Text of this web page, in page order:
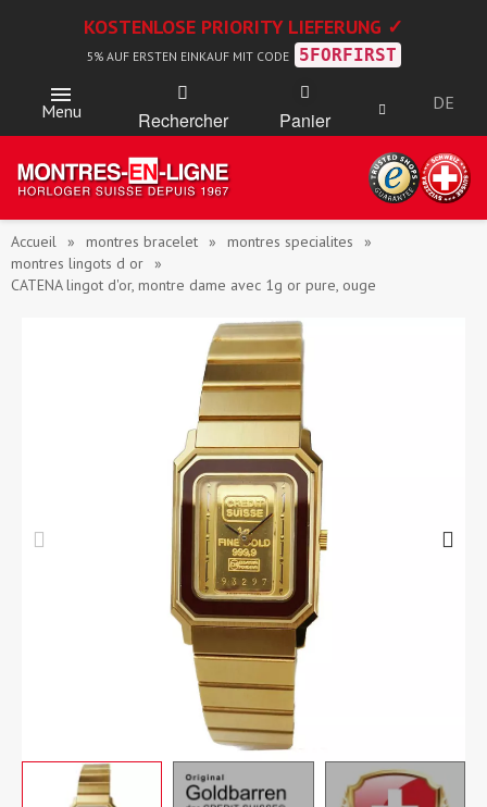
KOSTENLOSE PRIORITY LIEFERUNG ✓
5% AUF ERSTEN EINKAUF MIT CODE 5FORFIRST
Menu Rechercher Panier
DE
Accueil montres bracelet
montres specialites
montres lingots d or
CATENA lingot d'or, montre dame avec 1g or pure, ouge